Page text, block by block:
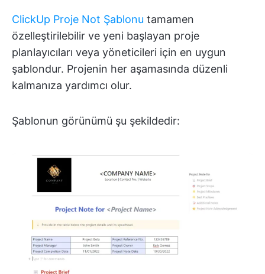
ClickUp Proje Not Şablonu tamamen
özelleştirilebilir ve yeni başlayan proje
planlayıcıları veya yöneticileri için en uygun
şablondur. Projenin her aşamasında düzenli
kalmanıza yardımcı olur.
Şablonun görünümü şu şekildedir: